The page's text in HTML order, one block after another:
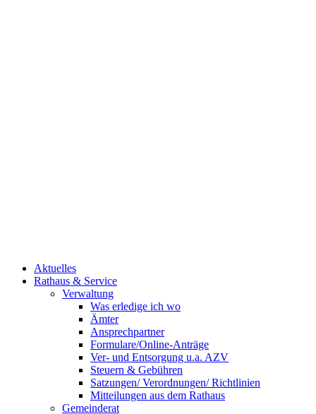
Aktuelles
Rathaus & Service
Verwaltung
Was erledige ich wo
Ämter
Ansprechpartner
Formulare/Online-Anträge
Ver- und Entsorgung u.a. AZV
Steuern & Gebühren
Satzungen/ Verordnungen/ Richtlinien
Mitteilungen aus dem Rathaus
Gemeinderat